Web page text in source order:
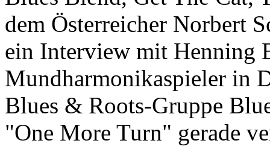
dem Österreicher Norbert
ein Interview mit Henning
Mundharmonikaspieler in
Blues & Roots-Gruppe
"One More Turn" gerade